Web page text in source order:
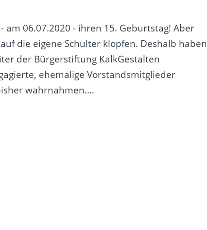
06.07.2020 - ihren 15. Geburtstag! Aber
die eigene Schulter klopfen. Deshalb haben
der Bürgerstiftung KalkGestalten
ehemalige Vorstandsmitglieder
wahrnahmen.…